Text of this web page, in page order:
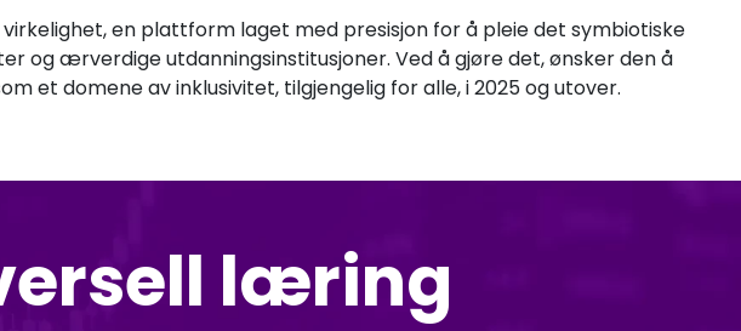
en plattform laget med presisjon for å pleie det symbiotiske
og ærverdige utdanningsinstitusjoner. Ved å gjøre det, ønsker den å
et domene av inklusivitet, tilgjengelig for alle, i 2025 og utover.
læring